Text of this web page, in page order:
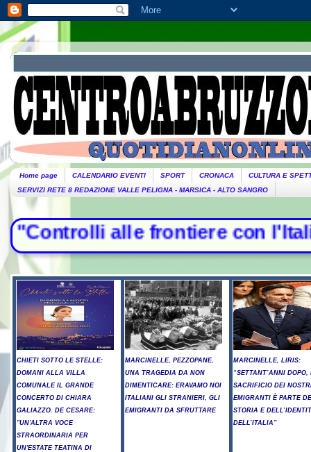
Home page CALENDARIO EVENTI SPORT CRONACA
CULTURA E
SERVIZI RETE 8 REDAZIONE VALLE PELIGNA - MARSICA - ALTO SANGRO
frontiere con l'Italia", la
CHIETI SOTTO LE STELLE:
DOMANI ALLA VILLA
COMUNALE IL GRANDE
CONCERTO DI CHIARA
GALIAZZO. DE CESARE:
"UN'ALTRA VOCE
STRAORDINARIA PER
UN'ESTATE TEATINA DI
MARCINELLE, PEZZOPANE,
UNA TRAGEDIA DA NON
DIMENTICARE: ERAVAMO NOI
ITALIANI GLI STRANIERI, GLI
EMIGRANTI DA SFRUTTARE
MARCINELLE, LIRIS:
“SETTANT’ANNI DOPO,
SACRIFICIO DEI
EMIGRANTI È PARTE
STORIA E
DELL’ITALIA”